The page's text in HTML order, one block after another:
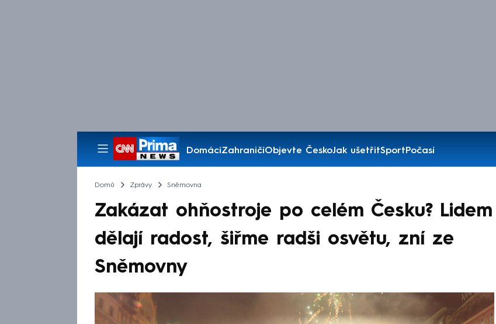
DomácíZahraničíObjevte ČeskoJak ušetřitSportPočasí
Pořady
Domů Zprávy Sněmovna
Zakázat ohňostroje po celém Česku? Lidem
dělají radost, šiřme radši osvětu, zní ze
Sněmovny